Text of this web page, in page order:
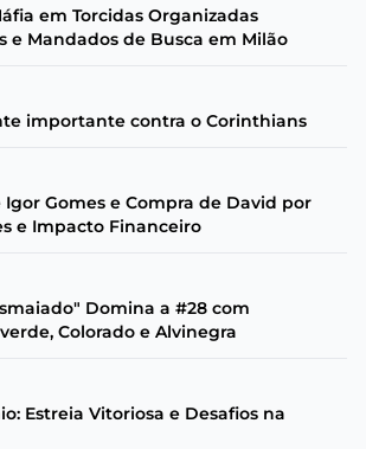
em Torcidas Organizadas
e Mandados de Busca em Milão
importante contra o Corinthians
Igor Gomes e Compra de David por
e Impacto Financeiro
Domina a #28 com
Colorado e Alvinegra
Estreia Vitoriosa e Desafios na